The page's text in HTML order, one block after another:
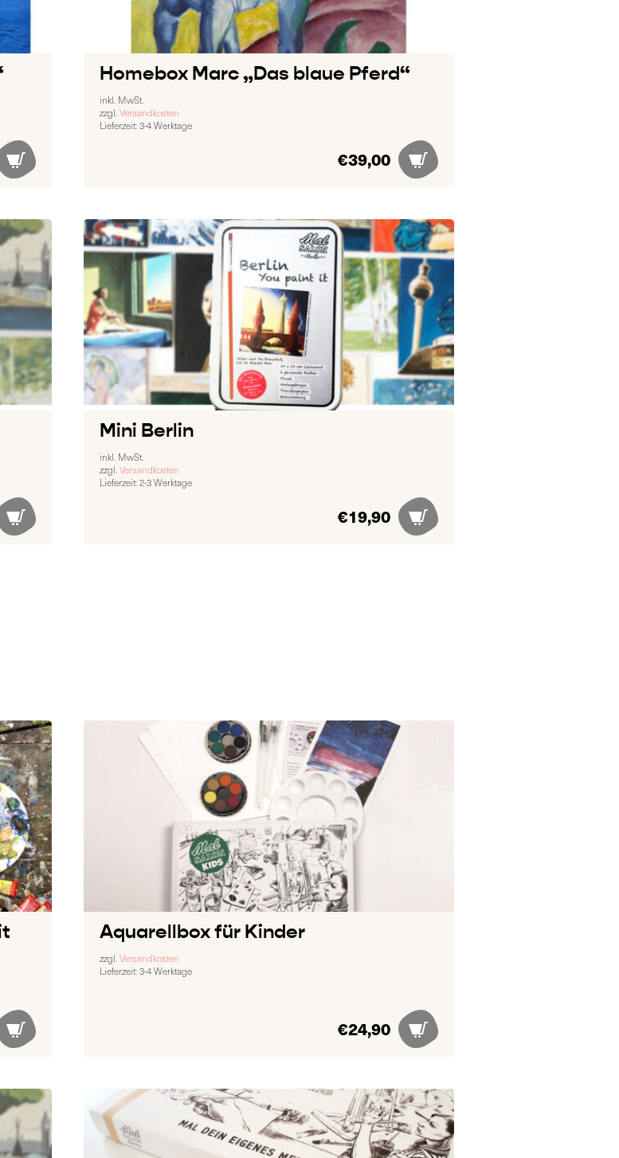
Homebox Marc „Das blaue Pferd“
€39,00
inkl. MwSt.
zzgl. Versandkosten
Lieferzeit:3-4 Werktage
Mini Berlin
€19,90
inkl. MwSt.
zzgl. Versandkosten
Lieferzeit:2-3 Werktage
Aquarellbox für Kinder
€24,90
zzgl. Versandkosten
Lieferzeit:3-4 Werktage